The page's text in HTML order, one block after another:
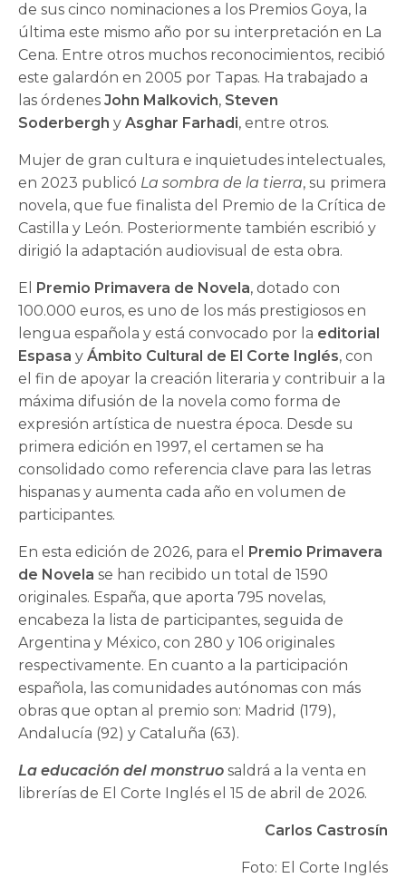
de sus cinco nominaciones a los Premios Goya, la
última este mismo año por su interpretación en La
Cena. Entre otros muchos reconocimientos, recibió
este galardón en 2005 por Tapas. Ha trabajado a
las órdenesJohn Malkovich, Steven
Soderbergh yAsghar Farhadi, entre otros.
Mujer de gran cultura e inquietudes intelectuales,
en 2023 publicó La sombra de la tierra, su primera
novela, que fue finalista del Premio de la Crítica de
Castilla y León. Posteriormente también escribió y
dirigió la adaptación audiovisual de esta obra.
El Premio Primavera de Novela, dotado con
100.000 euros, es uno de los más prestigiosos en
lengua española y está convocado por la editorial
Espasa yÁmbito Cultural de El Corte Inglés, con
el fin de apoyar la creación literaria y contribuir a la
máxima difusión de la novela como forma de
expresión artística de nuestra época. Desde su
primera edición en 1997, el certamen se ha
consolidado como referencia clave para las letras
hispanas y aumenta cada año en volumen de
participantes.
En esta edición de 2026, para el
Premio Primavera
de Novela se han recibido un total de 1590
originales. España, que aporta 795 novelas,
encabeza la lista de participantes, seguida de
Argentina y México, con 280 y 106 originales
respectivamente. En cuanto a la participación
española, las comunidades autónomas con más
obras que optan al premio son: Madrid (179),
Andalucía (92) y Cataluña (63).
La educación del monstruo saldrá a la venta en
librerías de El Corte Inglés el 15 de abril de 2026.
Carlos Castrosín
Foto: El Corte Inglés